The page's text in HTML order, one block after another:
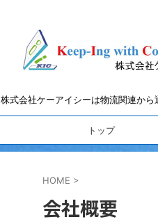
株式会社ケーアイシーは物流関連から
トップ
HOME >
会社概要